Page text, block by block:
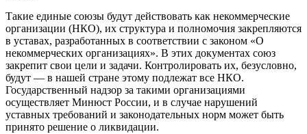
Такие единые союзы будут действовать как некоммерческие
организации (НКО), их структура и полномочия закрепляются
в уставах, разработанных в соответствии с законом «О
некоммерческих организациях». В этих документах союз
закрепит свои цели и задачи. Контролировать их, безусловно,
будут — в нашей стране этому подлежат все НКО.
Государственный надзор за такими организациями
осуществляет Минюст России, и в случае нарушений
уставных требований и законодательных норм может быть
принято решение о ликвидации.